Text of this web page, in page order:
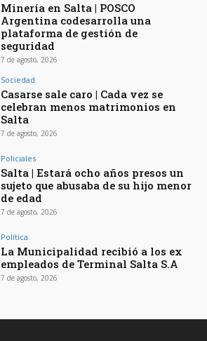
Minería en Salta | POSCO
Argentina codesarrolla una
plataforma de gestión de
seguridad
7 de agosto, 2026
Sociedad
Casarse sale caro | Cada vez se
celebran menos matrimonios en
Salta
7 de agosto, 2026
Policiales
Salta | Estará ocho años presos un
sujeto que abusaba de su hijo menor
de edad
7 de agosto, 2026
Política
La Municipalidad recibió a los ex
empleados de Terminal Salta S.A
7 de agosto, 2026